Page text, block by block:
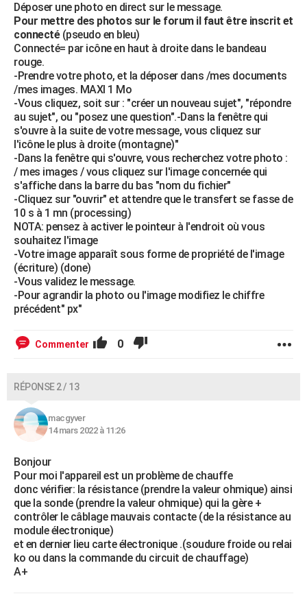
Déposer une photo en direct sur le message.
Pour mettre des photos sur le forum il faut être inscrit et
connecté (pseudo en bleu)
Connecté= par icône en haut à droite dans le bandeau
rouge.
-Prendre votre photo, et la déposer dans /mes documents
/mes images. MAXI 1 Mo
-Vous cliquez, soit sur : "créer un nouveau sujet", "répondre
au sujet", ou "posez une question".-Dans la fenêtre qui
s'ouvre à la suite de votre message, vous cliquez sur
l'icône le plus à droite (montagne)"
-Dans la fenêtre qui s'ouvre, vous recherchez votre photo :
/ mes images / vous cliquez sur l'image concernée qui
s'affiche dans la barre du bas "nom du fichier"
-Cliquez sur "ouvrir" et attendre que le transfert se fasse de
10 s à 1 mn (processing)
NOTA: pensez à activer le pointeur à l'endroit où vous
souhaitez l'image
-Votre image apparaît sous forme de propriété de l'image
(écriture) (done)
-Vous validez le message.
-Pour agrandir la photo ou l'image modifiez le chiffre
précédent" px"
Commenter 0
RÉPONSE 2 / 13
macgyver
14 mars 2022 à 11:26
Bonjour
Pour moi l'appareil est un problème de chauffe
donc vérifier: la résistance (prendre la valeur ohmique) ainsi
que la sonde (prendre la valeur ohmique) qui la gère +
contrôler le câblage mauvais contacte (de la résistance au
module électronique)
et en dernier lieu carte électronique .(soudure froide ou relai
ko ou dans la commande du circuit de chauffage)
A+